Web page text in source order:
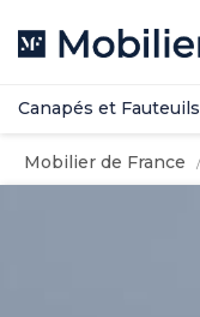
Canapés et Fauteuils
Mobilier de France